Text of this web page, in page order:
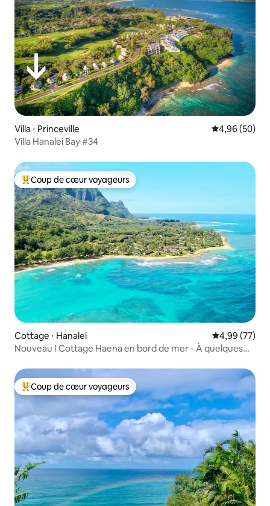
Villa ⋅ Princeville Évaluation
4,96 (50)
Villa Hanalei Bay #34
Coups de cœur voyageurs les plus appréciés
Coup de cœur voyageurs
Cottage ⋅ Hanalei Évaluation
4,99 (77)
Nouveau ! Cottage Haena en bord de mer - À quelques
Coups de cœur voyageurs les plus appréciés
Coup de cœur voyageurs